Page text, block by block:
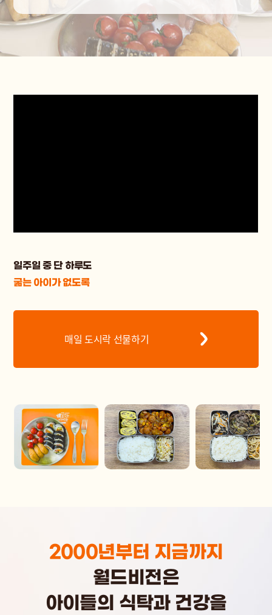
일주일 중 단 하루도
굶는 아이가 없도록
매일 도시락 선물하기
2000년부터 지금까지
월드비전은
아이들의 식탁과 건강을